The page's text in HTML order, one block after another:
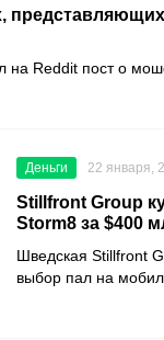
на Reddit пост о
Деньги 22 января,
Stillfront Group
Storm8 за $400
Шведская Stillfront
выбор пал на